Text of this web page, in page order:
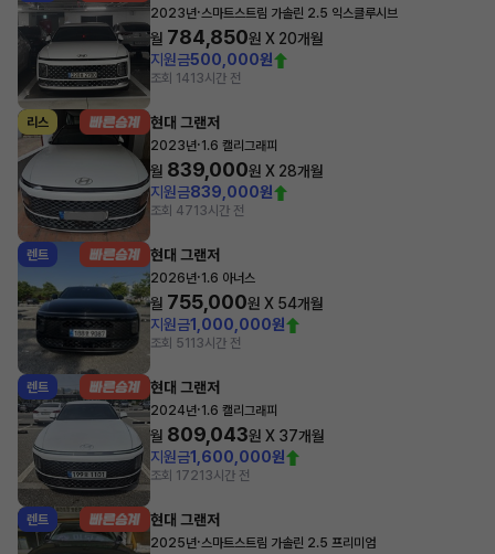
2023년·스마트스트림 가솔린 2.5 익스클루시브
월 784,850원 X 20개월
지원금500,000원
조회 1413시간 전
리스 현대 그랜저
2023년·1.6 캘리그래피
월 839,000원 X 28개월
지원금839,000원
조회 4713시간 전
렌트 현대 그랜저
2026년·1.6 아너스
월 755,000원 X 54개월
지원금1,000,000원
조회 51 13시간 전
렌트 현대 그랜저
2024년·1.6 캘리그래피
월 809,043원 X 37개월
지원금1,600,000원
조회 17213시간 전
렌트 현대 그랜저
2025년·스마트스트림 가솔린 2.5 프리미엄